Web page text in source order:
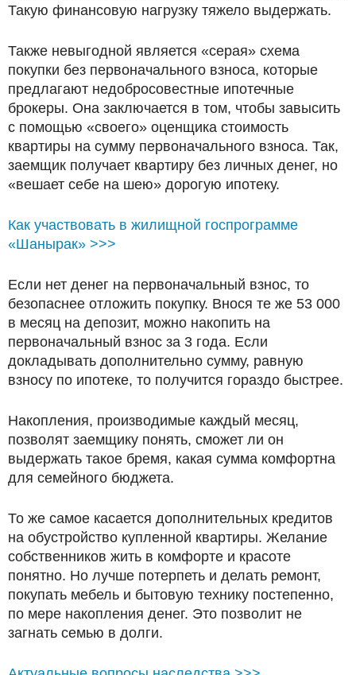
Такую финансовую нагрузку тяжело выдержать.
Также невыгодной является «серая» схема
покупки без первоначального взноса, которые
предлагают недобросовестные ипотечные
брокеры. Она заключается в том, чтобы завысить
с помощью «своего» оценщика стоимость
квартиры на сумму первоначального взноса. Так,
заемщик получает квартиру без личных денег, но
«вешает себе на шею» дорогую ипотеку.
Как участвовать в жилищной госпрограмме
«Шанырак» >>>
Если нет денег на первоначальный взнос, то
безопаснее отложить покупку. Внося те же 53 000
в месяц на депозит, можно накопить на
первоначальный взнос за 3 года. Если
докладывать дополнительно сумму, равную
взносу по ипотеке, то получится гораздо быстрее.
Накопления, производимые каждый месяц,
позволят заемщику понять, сможет ли он
выдержать такое бремя, какая сумма комфортна
для семейного бюджета.
То же самое касается дополнительных кредитов
на обустройство купленной квартиры. Желание
собственников жить в комфорте и красоте
понятно. Но лучше потерпеть и делать ремонт,
покупать мебель и бытовую технику постепенно,
по мере накопления денег. Это позволит не
загнать семью в долги.